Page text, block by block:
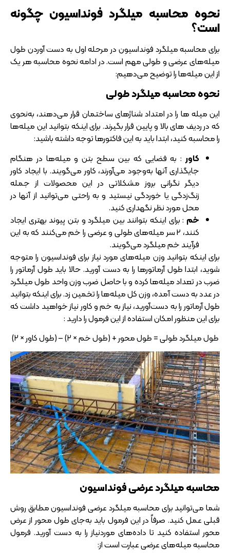
نحوه محاسبه میلگرد فونداسیون چگونه
است؟
برای محاسبه میلگرد فونداسیون در مرحله اول به دست آوردن طول
میله‌های عرضی و طولی مهم است. در ادامه نحوه محاسبه هر یک
از این میله‌ها را توضیح می‌دهیم:
نحوه محاسبه میلگرد طولی
این میله‌ ها را در امتداد شناژ‌های ساختمان قرار می‌دهند، به‌نحوی
که در ردیف‌ های بالا و پایین قرار بگیرند. برای اینکه بتوانید این میله‌ها
را محاسبه کنید، ابتدا باید به این فاکتور‌ها توجه داشته باشید:
کاور : به فضایی که بین سطح بتن و میله‌ها در هنگام
جایگذاری آنها به‌وجود می‌آورند، کاور می‌گویند. با ایجاد کاور
دیگر نگرانی بروز مشکلاتی در این محصولات از جمله
زنگ‌زدگی یا خوردگی نیستید و به راحتی می‌توانید از آنها در
محل مورد نظر نگهداری کنید.
خم : برای اینکه بتوانند بین میلگرد و بتن پیوند بهتری ایجاد
کنند، 2 سر میله‌های طولی و عرضی را خم می‌کنند که به این
فرآیند خم میلگرد می‌گویند.
برای اینکه بتوانید وزن میله‌های مورد نیاز برای فونداسیون را متوجه
شوید، ابتدا طول آرماتور‌ها را به دست آورید. حالا باید طول آرماتور را
ضرب در تعداد میله‌ها کرده و با حاصل ضرب وزن واحد طول میلگرد
در عدد به دست آمده، وزن کل میله‌ها را تخمین زد. برای اینکه بتوانید
طول آرماتور را به دست‌آورید، نیاز به خم و کاور نیاز خواهید داشت که
برای این منظور امکان استفاده از این فرمول را دارید :
طول میلگرد طولی = طول محور + (طول خم × ۲) – (طول کاور × ۲)
محاسبه میلگرد عرضی فونداسیون
شما می‌توانید برای محاسبه میلگرد عرضی فونداسیون مطابق روش
قبلی عمل کنید. صرفاً در این فرمول باید به‌جای طول محور از عرض
محور استفاده کنید تا داده‌های موردنیاز را به دست آورید. فرمول
محاسبه میله‌های عرضی عبارت است از: